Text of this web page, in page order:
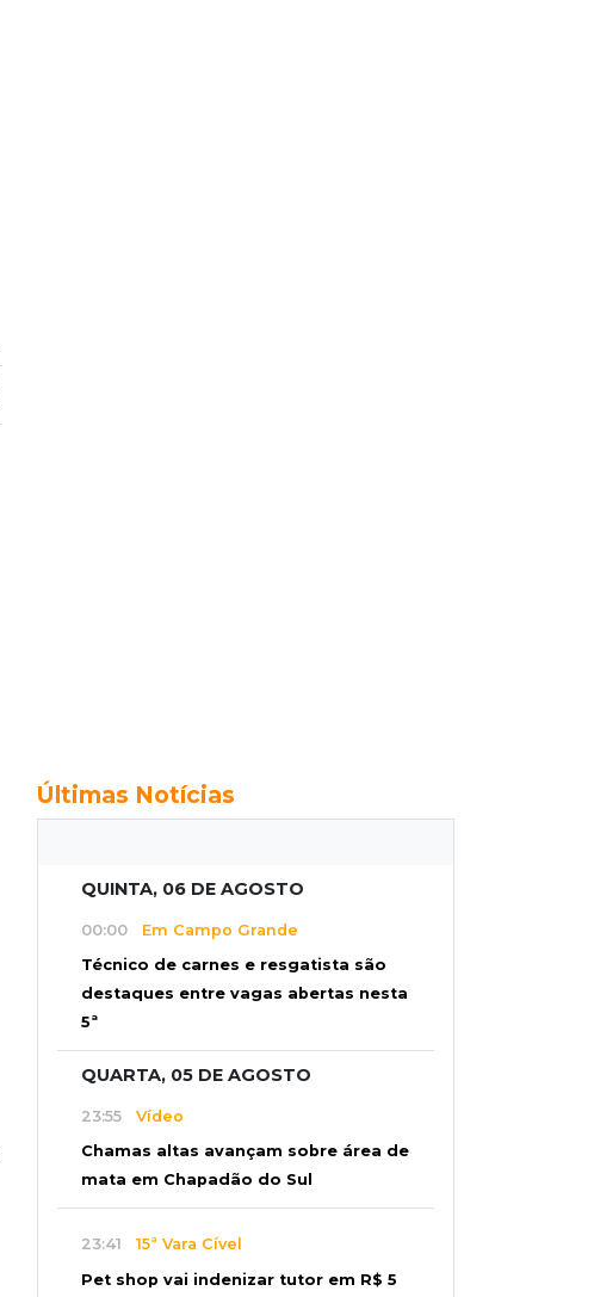
Últimas Notícias
QUINTA, 06 DE AGOSTO
00:00 Em Campo Grande
Técnico de carnes e resgatista são
destaques entre vagas abertas nesta
5ª
QUARTA, 05 DE AGOSTO
23:55 Vídeo
Chamas altas avançam sobre área de
mata em Chapadão do Sul
23:41 15ª Vara Cível
Pet shop vai indenizar tutor em R$ 5